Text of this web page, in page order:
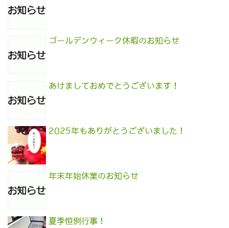
ゴールデンウィーク休暇のお知らせ
あけましておめでとうございます！
2025年もありがとうございました！
年末年始休業のお知らせ
夏季恒例行事！